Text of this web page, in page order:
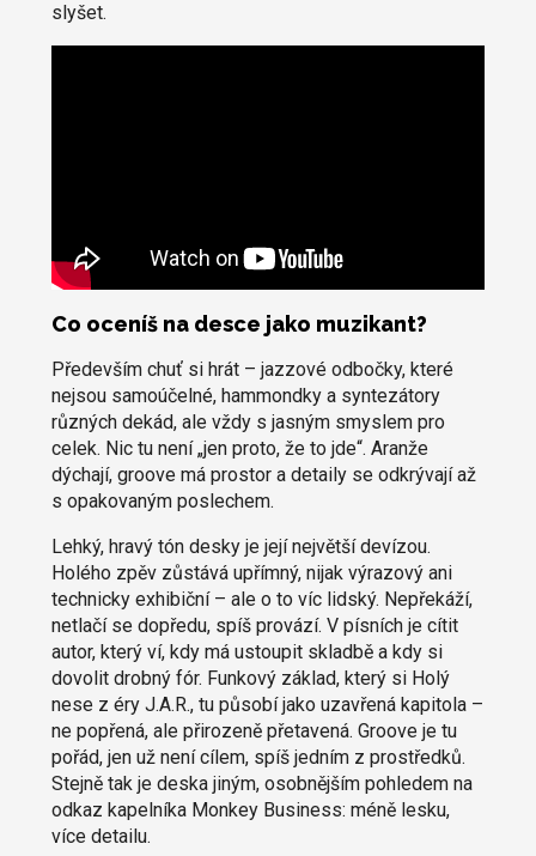
slyšet.
Co oceníš na desce jako muzikant?
Především chuť si hrát – jazzové odbočky, které
nejsou samoúčelné, hammondky a syntezátory
různých dekád, ale vždy s jasným smyslem pro
celek. Nic tu není „jen proto, že to jde“. Aranže
dýchají, groove má prostor a detaily se odkrývají až
s opakovaným poslechem.
Lehký, hravý tón desky je její největší devízou.
Holého zpěv zůstává upřímný, nijak výrazový ani
technicky exhibiční – ale o to víc lidský. Nepřekáží,
netlačí se dopředu, spíš provází. V písních je cítit
autor, který ví, kdy má ustoupit skladbě a kdy si
dovolit drobný fór. Funkový základ, který si Holý
nese z éry J.A.R., tu působí jako uzavřená kapitola –
ne popřená, ale přirozeně přetavená. Groove je tu
pořád, jen už není cílem, spíš jedním z prostředků.
Stejně tak je deska jiným, osobnějším pohledem na
odkaz kapelníka Monkey Business: méně lesku,
více detailu.